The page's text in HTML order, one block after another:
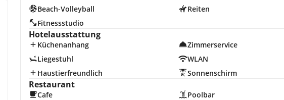
Beach-Volleyball
Reiten
Fitnessstudio
Hotelausstattung
Küchenanhang Zimmerservice
Liegestuhl
WLAN
Haustierfreundlich
Sonnenschirm
Restaurant
Cafe Poolbar